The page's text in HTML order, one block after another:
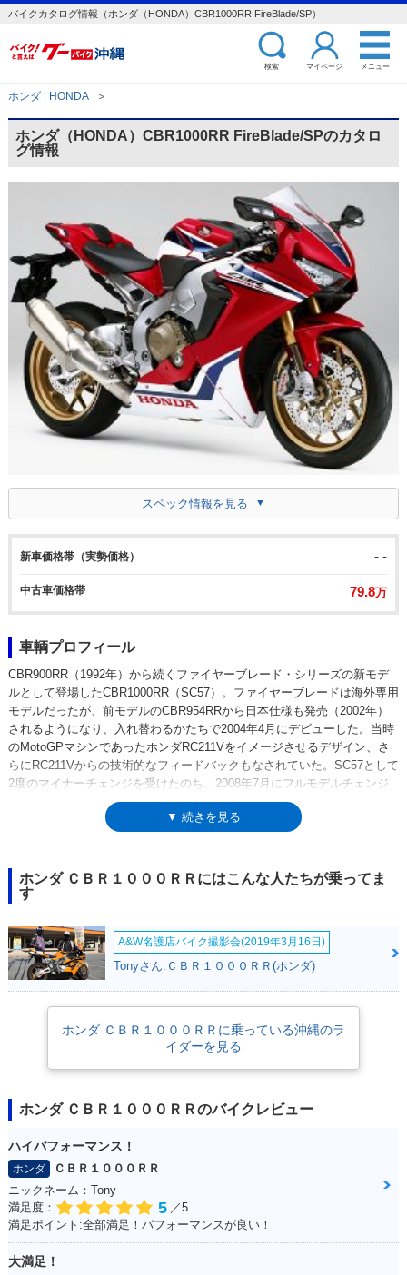
バイクカタログ情報（ホンダ（HONDA）CBR1000RR FireBlade/SP）
検索 マイページ メニュー
ホンダ | HONDA ＞
ホンダ（HONDA）CBR1000RR FireBlade/SPのカタロ
グ情報
スペック情報を見る
新車価格帯（実勢価格） - -
中古車価格帯 79.8万
車輌プロフィール
CBR900RR（1992年）から続くファイヤーブレード・シリーズの新モデ
ルとして登場したCBR1000RR（SC57）。ファイヤーブレードは海外専用
モデルだったが、前モデルのCBR954RRから日本仕様も発売（2002年）
されるようになり、入れ替わるかたちで2004年4月にデビューした。当時
のMotoGPマシンであったホンダRC211Vをイメージさせるデザイン、さ
らにRC211Vからの技術的なフィードバックもなされていた。SC57として
2度のマイナーチェンジを受けたのち、2008年7月にフルモデルチェンジ
（SC59）が行われた。SC59型は、このクラスのスーパースポーツとして
は長期間製造され、3度目のマイナーチェンジを受けた2014年には、より
れた。SPには、軽量小型のリチウムイオンバッテリーやチタン製の燃料
タンクが採用されていた。同年5月には「SP2」も追加設定された。2019
RC213Vの制御プログラムをベースにするなどの内部熟成が図られた。
2020年、後継モデルのCBR1000RR-Rが登場するとともに、15年以上にわ
たったモデルライフに幕を下ろした。
▼ 続きを見る
ホンダ ＣＢＲ１０００ＲＲにはこんな人たちが乗ってま
す
A&W名護店バイク撮影会(2019年3月16日)
Tonyさん:ＣＢＲ１０００ＲＲ(ホンダ)
ホンダ ＣＢＲ１０００ＲＲに乗っている沖縄のラ
イダーを見る
ホンダ ＣＢＲ１０００ＲＲのバイクレビュー
ハイパフォーマンス！
ホンダ
ＣＢＲ１０００ＲＲ
ニックネーム：Tony
満足度：
5 ／5
満足ポイント:全部満足！パフォーマンスが良い！
大満足！